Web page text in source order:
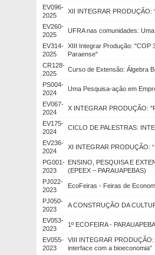
EV096-
2025
XII INTEGRAR PRODUÇÃO:
EV260-
2025
UFRA nas comunidades:
EV314-
2025
XIII Integrar Produção: "COP
Paraense"
CR128-
2025
Curso de Extensão: Álgebra
PS004-
2024
Uma Pesquisa-ação em
EV067-
2024
X INTEGRAR PRODUÇÃO:
EV175-
2024
CICLO DE PALESTRAS:
EV236-
2024
XI INTEGRAR PRODUÇÃO:
PG001-
2023
ENSINO, PESQUISA E
(EPEEX – PARAUAPEBAS)
PJ022-
2023
EcoFeiras - Feiras de
PJ050-
2023
A CONSTRUÇÃO DA
EV053-
2023
1º ECOFEIRA -
EV055-
2023
VIII INTEGRAR
interface com a bioeconomia”